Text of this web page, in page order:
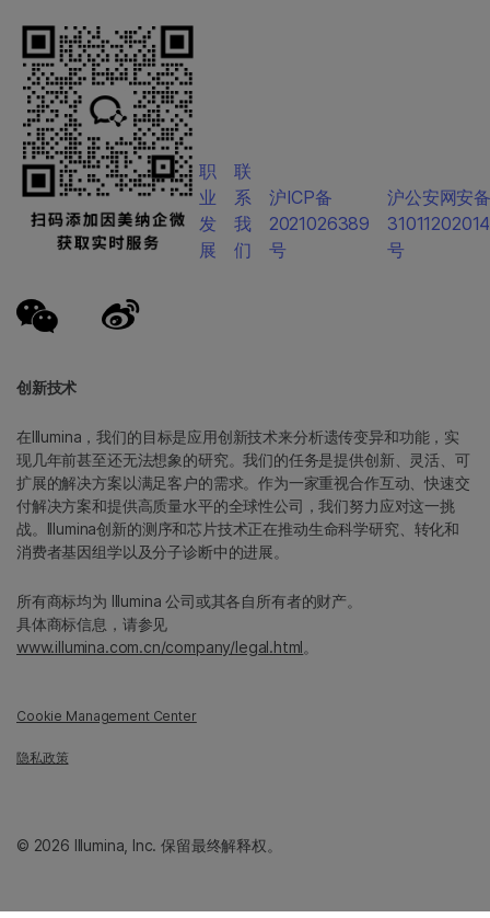
创新技术
在Illumina，我们的目标是应用创新技术来分析遗传变异和功能，实
现几年前甚至还无法想象的研究。我们的任务是提供创新、灵活、可
扩展的解决方案以满足客户的需求。作为一家重视合作互动、快速交
付解决方案和提供高质量水平的全球性公司，我们努力应对这一挑
战。Illumina创新的测序和芯片技术正在推动生命科学研究、转化和
消费者基因组学以及分子诊断中的进展。
所有商标均为 Illumina 公司或其各自所有者的财产。
具体商标信息，请参见
www.illumina.com.cn/company/legal.html。
Cookie Management Center
隐私政策
职
业
发
展
联
系
我
们
沪ICP备
2021026389
号
沪公安网安
号
© 2026 Illumina, Inc. 保留最终解释权。